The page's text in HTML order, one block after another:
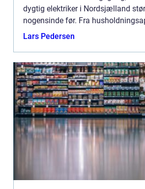
dygtig elektriker i Nordsjælland
nogensinde før. Fra
komplekse elektriske systemer
Lars Pedersen